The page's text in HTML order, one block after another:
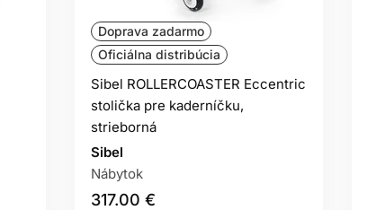
Doprava zadarmo
Oficiálna distribúcia
Sibel ROLLERCOASTER Eccentric
stolička pre kaderníčku,
strieborná
Sibel
Nábytok
317.00 €